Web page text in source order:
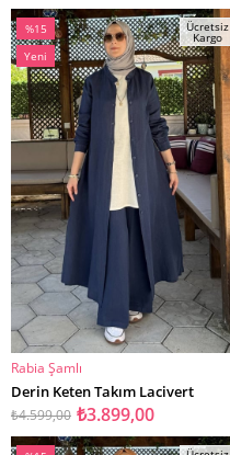
SEPETE EKLE
%15
İndirim
%15İndirim
Yeni
Ürün
Ücretsiz
Kargo
Rabia Şamlı
Derin Keten Takım Lacivert
₺3.899,00
₺4.599,00